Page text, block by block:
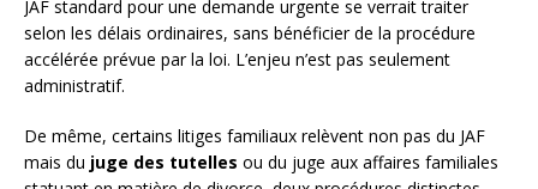
JAF standard pour une demande urgente se verrait traiter
selon les délais ordinaires, sans bénéficier de la procédure
accélérée prévue par la loi. L’enjeu n’est pas seulement
administratif.
De même, certains litiges familiaux relèvent non pas du JAF
mais du juge des tutelles ou du juge aux affaires familiales